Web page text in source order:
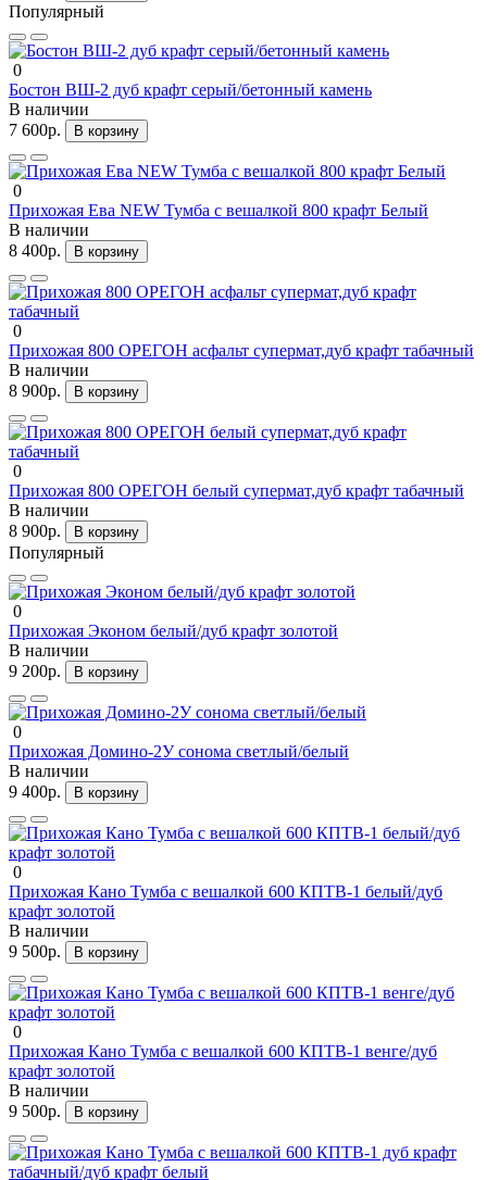
Популярный
0
Бостон ВШ-2 дуб крафт серый/бетонный камень
В наличии
7 600р.
В корзину
0
Прихожая Ева NEW Тумба с вешалкой 800 крафт Белый
В наличии
8 400р.
В корзину
0
Прихожая 800 ОРЕГОН асфальт супермат,дуб крафт табачный
В наличии
8 900р.
В корзину
0
Прихожая 800 ОРЕГОН белый супермат,дуб крафт табачный
В наличии
8 900р.
В корзину
Популярный
0
Прихожая Эконом белый/дуб крафт золотой
В наличии
9 200р.
В корзину
0
Прихожая Домино-2У сонома светлый/белый
В наличии
9 400р.
В корзину
0
Прихожая Кано Тумба с вешалкой 600 КПТВ-1 белый/дуб
крафт золотой
В наличии
9 500р.
В корзину
0
Прихожая Кано Тумба с вешалкой 600 КПТВ-1 венге/дуб
крафт золотой
В наличии
9 500р.
В корзину